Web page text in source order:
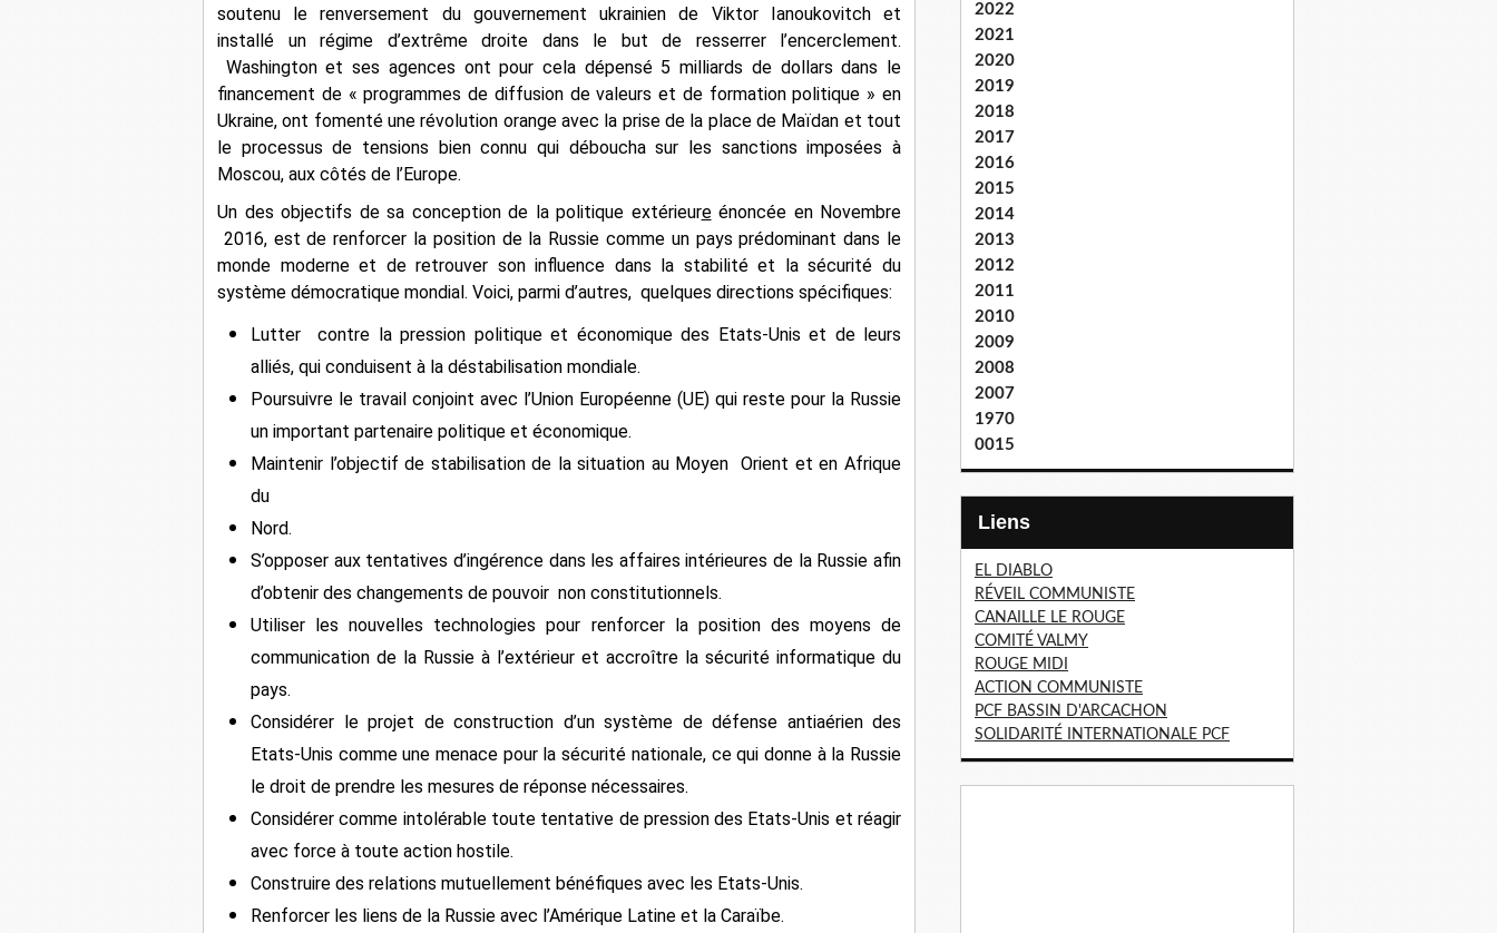
soutenu le renversement du gouvernement ukrainien de Viktor Ianoukovitch et
installé un régime d’extrême droite dans le but de resserrer l’encerclement.
Washington et ses agences ont pour cela dépensé 5 milliards de dollars dans le
financement de « programmes de diffusion de valeurs et de formation politique » en
Ukraine, ont fomenté une révolution orange avec la prise de la place de Maïdan et tout
le processus de tensions bien connu qui déboucha sur les sanctions imposées à
Moscou, aux côtés de l’Europe.
Un des objectifs de sa conception de la politique extérieureénoncée en Novembre
2016, est de renforcer la position de la Russie comme un pays prédominant dans le
monde moderne et de retrouver son influence dans la stabilité et la sécurité du
système démocratique mondial. Voici, parmi d’autres, quelques directions spécifiques:
Lutter contre la pression politique et économique des Etats-Unis et de leurs
alliés, qui conduisent à la déstabilisation mondiale.
Poursuivre le travail conjoint avec l’Union Européenne (UE) qui reste pour la Russie
un important partenaire politique et économique.
Maintenir l’objectif de stabilisation de la situation au Moyen Orient et en Afrique
du
Nord.
S’opposer aux tentatives d’ingérence dans les affaires intérieures de la Russie afin
d’obtenir des changements de pouvoir non constitutionnels.
Utiliser les nouvelles technologies pour renforcer la position des moyens de
communication de la Russie à l’extérieur et accroître la sécurité informatique du
pays.
Considérer le projet de construction d’un système de défense antiaérien des
Etats-Unis comme une menace pour la sécurité nationale, ce qui donne à la Russie
le droit de prendre les mesures de réponse nécessaires.
Considérer comme intolérable toute tentative de pression des Etats-Unis et réagir
avec force à toute action hostile.
Construire des relations mutuellement bénéfiques avec les Etats-Unis.
Renforcer les liens de la Russie avec l’Amérique Latine et la Caraïbe.
2022
2021
2020
2019
2018
2017
2016
2015
2014
2013
2012
2011
2010
2009
2008
2007
1970
0015
Liens
EL DIABLO
RÉVEIL COMMUNISTE
CANAILLE LE ROUGE
COMITÉ VALMY
ROUGE MIDI
ACTION COMMUNISTE
PCF BASSIN D'ARCACHON
SOLIDARITÉ INTERNATIONALE PCF